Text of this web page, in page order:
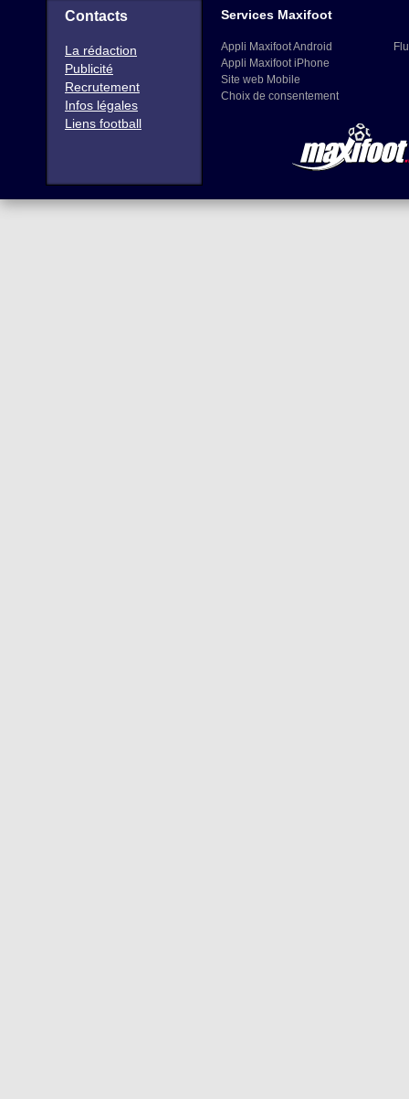
Contacts
La rédaction
Publicité
Recrutement
Infos légales
Liens football
Services Maxifoot
Appli Maxifoot Android
Appli Maxifoot iPhone
Site web Mobile
Choix de consentement